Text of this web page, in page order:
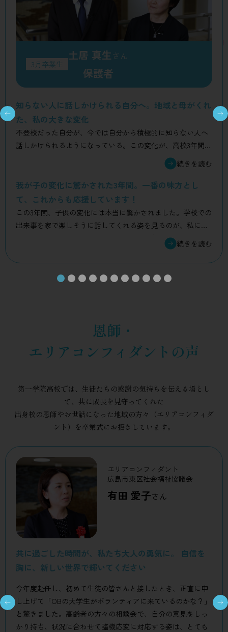
3月卒業生
土居 真生さん
保護者
知らない人に話しかけられる自分へ。地域と母がくれ
た、私の大きな変化
不登校だった自分が、今では自分から積極的に知らない人へ
話しかけられるようになっている。この変化が、高校3年間で
得た一番の自信です。学校生活だけでなく、ボランティア活
動などで地域の方々と関わった経験も、自分を大きく変えて
くれました。そこで学んだ「人と協力する大切さ」を、これ
からも大切にしていきたいと思っています。また、ずっとそ
ばで見守り、世話を焼いてくれた母には、感謝の気持ちでい
っぱいです。まだまだこれからもお世話になると思うけれ
我が子の変化に驚かされた3年間。一番の味方とし
て、これからも応援しています！
この3年間、子供の変化には本当に驚かされました。学校での
出来事を家で楽しそうに話してくれる姿を見るのが、私にと
っても何より嬉しい毎日でした。もともと仲の良い親子でし
たが、高校生活を通じてさらに絆が深まった気がします。あ
と、正直に言えば、私の方が子供の高校生活を一番楽しんで
いたかもしれません。同級生のお母さんを誘って焼肉に行っ
積極的な姿があるのだと感じています。これから先、もっと
大変なこともあるかもしれないけれど、この3年間を乗り越え
てきたあなたなら大丈夫。いつまでも、一番の味方として応
恩師・
エリアコンフィダントの声
第一学院高校では、生徒たちの感謝の気持ちを伝える場とし
て、共に成長を見守ってくれた
出身校の恩師やお世話になった地域の方々（エリアコンフィダ
ント）を卒業式にお招きしています。
エリアコンフィダント
広島市東区社会福祉協議会
有田 愛子さん
共に過ごした時間が、私たち大人の勇気に。
自信を
胸に、新しい世界で輝いてください
今年度赴任し、初めて生徒の皆さんと接したとき、正直に申
し上げて「OBの大学生がボランティアに来ているのかな？」
と驚きました。高齢者の方々の相談会で、自分の意見をしっ
かり持ち、状況に合わせて臨機応変に対応する姿は、とても